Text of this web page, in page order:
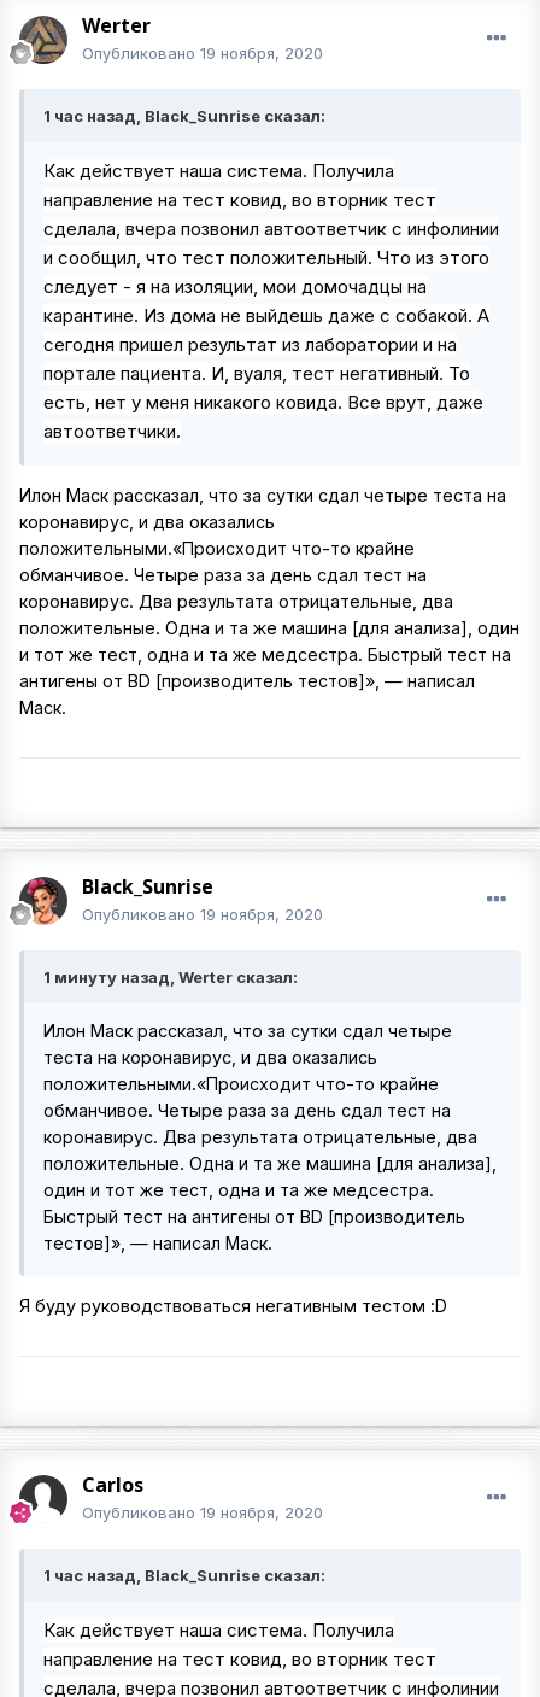
Werter
Опубликовано 19 ноября, 2020
1 час назад, Black_Sunrise сказал:
Как действует наша система. Получила
направление на тест ковид, во вторник тест
сделала, вчера позвонил автоответчик с инфолинии
и сообщил, что тест положительный. Что из этого
следует - я на изоляции, мои домочадцы на
карантине. Из дома не выйдешь даже с собакой. А
сегодня пришел результат из лаборатории и на
портале пациента. И, вуаля, тест негативный. То
есть, нет у меня никакого ковида. Все врут, даже
автоответчики.
Илон Маск рассказал, что за сутки сдал четыре теста на
коронавирус, и два оказались
положительными.«Происходит что-то крайне
обманчивое. Четыре раза за день сдал тест на
коронавирус. Два результата отрицательные, два
положительные. Одна и та же машина [для анализа], один
и тот же тест, одна и та же медсестра. Быстрый тест на
антигены от BD [производитель тестов]», — написал
Маск.
Black_Sunrise
Опубликовано 19 ноября, 2020
1 минуту назад, Werter сказал:
Илон Маск рассказал, что за сутки сдал четыре
теста на коронавирус, и два оказались
положительными.«Происходит что-то крайне
обманчивое. Четыре раза за день сдал тест на
коронавирус. Два результата отрицательные, два
положительные. Одна и та же машина [для анализа],
один и тот же тест, одна и та же медсестра.
Быстрый тест на антигены от BD [производитель
тестов]», — написал Маск.
Я буду руководствоваться негативным тестом :D
Carlos
Опубликовано 19 ноября, 2020
1 час назад, Black_Sunrise сказал:
Как действует наша система. Получила
направление на тест ковид, во вторник тест
сделала, вчера позвонил автоответчик с инфолинии